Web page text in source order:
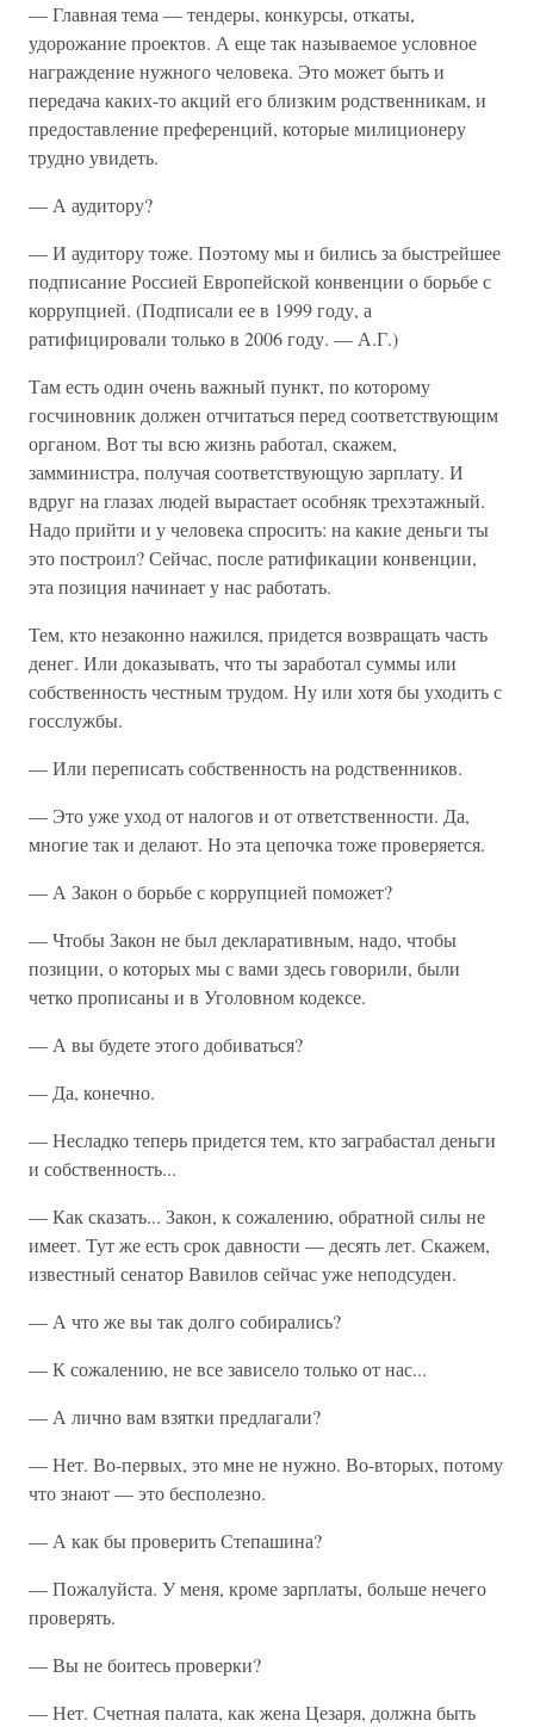
— Главная тема — тендеры, конкурсы, откаты,
удорожание проектов. А еще так называемое условное
награждение нужного человека. Это может быть и
передача каких-то акций его близким родственникам, и
предоставление преференций, которые милиционеру
трудно увидеть.
— А аудитору?
— И аудитору тоже. Поэтому мы и бились за быстрейшее
подписание Россией Европейской конвенции о борьбе с
коррупцией. (Подписали ее в 1999 году, а
ратифицировали только в 2006 году. — А.Г.)
Там есть один очень важный пункт, по которому
госчиновник должен отчитаться перед соответствующим
органом. Вот ты всю жизнь работал, скажем,
замминистра, получая соответствующую зарплату. И
вдруг на глазах людей вырастает особняк трехэтажный.
Надо прийти и у человека спросить: на какие деньги ты
это построил? Сейчас, после ратификации конвенции,
эта позиция начинает у нас работать.
Тем, кто незаконно нажился, придется возвращать часть
денег. Или доказывать, что ты заработал суммы или
собственность честным трудом. Ну или хотя бы уходить с
госслужбы.
— Или переписать собственность на родственников.
— Это уже уход от налогов и от ответственности. Да,
многие так и делают. Но эта цепочка тоже проверяется.
— А Закон о борьбе с коррупцией поможет?
— Чтобы Закон не был декларативным, надо, чтобы
позиции, о которых мы с вами здесь говорили, были
четко прописаны и в Уголовном кодексе.
— А вы будете этого добиваться?
— Да, конечно.
— Несладко теперь придется тем, кто заграбастал деньги
и собственность...
— Как сказать... Закон, к сожалению, обратной силы не
имеет. Тут же есть срок давности — десять лет. Скажем,
известный сенатор Вавилов сейчас уже неподсуден.
— А что же вы так долго собирались?
— К сожалению, не все зависело только от нас...
— А лично вам взятки предлагали?
— Нет. Во-первых, это мне не нужно. Во-вторых, потому
что знают — это бесполезно.
— А как бы проверить Степашина?
— Пожалуйста. У меня, кроме зарплаты, больше нечего
проверять.
— Вы не боитесь проверки?
— Нет. Счетная палата, как жена Цезаря, должна быть